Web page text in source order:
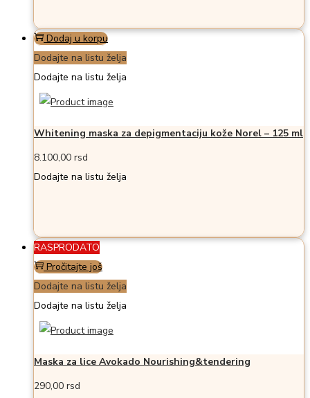
Dodaj u korpu
Dodajte na listu želja
Dodajte na listu želja
Whitening maska za depigmentaciju kože Norel – 125 ml
8.100,00 rsd
Dodajte na listu želja
RASPRODATO
Pročitajte još
Dodajte na listu želja
Dodajte na listu želja
Maska za lice Avokado Nourishing&tendering
290,00 rsd